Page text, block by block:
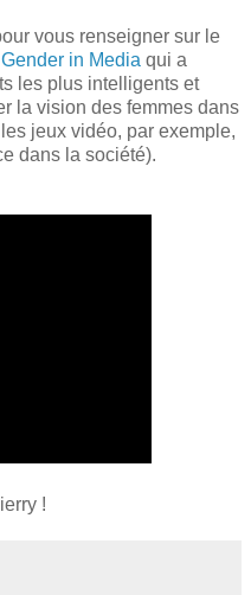
vous renseigner sur le
in Media qui a
les plus intelligents et
la vision des femmes dans
jeux vidéo, par exemple,
dans la société).
!